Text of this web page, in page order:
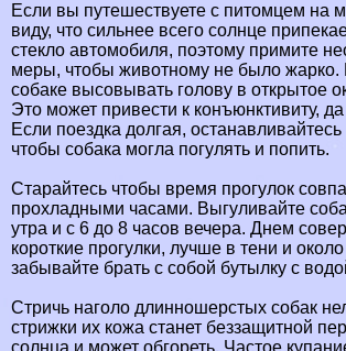
Если вы путешествуете с питомцем на
виду, что сильнее всего солнце
стекло автомобиля, поэтому примите
меры, чтобы животному не было жарко.
собаке высовывать голову в открытое
Это может привести к конъюнктивиту,
Если поездка долгая,
чтобы собака могла погулять и попить.
Старайтесь чтобы время прогулок
прохладными часами. Выгуливайте
утра и с 6 до 8 часов вечера. Днем
короткие прогулки, лучше в тени и
забывайте брать с собой бутылку с
Стричь наголо длинношерстых собак
стрижки их кожа станет беззащитной